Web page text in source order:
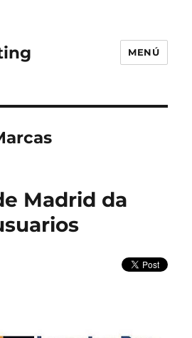
MENÚ
Madrid da